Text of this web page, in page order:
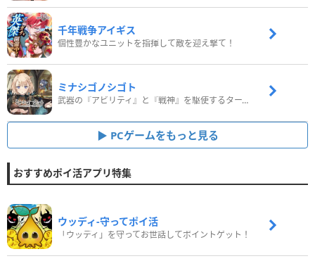
千年戦争アイギス
個性豊かなユニットを指揮して敵を迎え撃て！
ミナシゴノシゴト
武器の『アビリティ』と『戦神』を駆使するターン制コマンドバトルRPG！
PCゲームをもっと見る
おすすめポイ活アプリ特集
ウッディ‐守ってポイ活
「ウッディ」を守ってお世話してポイントゲット！